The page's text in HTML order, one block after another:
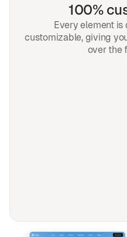
100%
Every element
customizable, giving
over the